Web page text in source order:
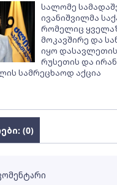
სალომე
ივანიშვილმა
რომელიც
მოკავშირე და
იყო
რუსეთის და
სამრეცხაოდ აქცია
(0)